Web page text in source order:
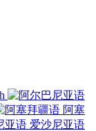
阿塞
爱沙尼亚语